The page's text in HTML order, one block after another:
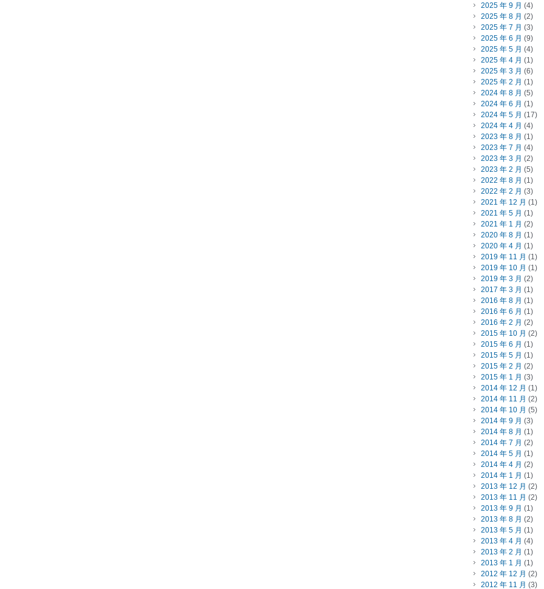
2025 年 9 月 (4)
2025 年 8 月 (2)
2025 年 7 月 (3)
2025 年 6 月 (9)
2025 年 5 月 (4)
2025 年 4 月 (1)
2025 年 3 月 (6)
2025 年 2 月 (1)
2024 年 8 月 (5)
2024 年 6 月 (1)
2024 年 5 月 (17)
2024 年 4 月 (4)
2023 年 8 月 (1)
2023 年 7 月 (4)
2023 年 3 月 (2)
2023 年 2 月 (5)
2022 年 8 月 (1)
2022 年 2 月 (3)
2021 年 12 月 (1)
2021 年 5 月 (1)
2021 年 1 月 (2)
2020 年 8 月 (1)
2020 年 4 月 (1)
2019 年 11 月 (1)
2019 年 10 月 (1)
2019 年 3 月 (2)
2017 年 3 月 (1)
2016 年 8 月 (1)
2016 年 6 月 (1)
2016 年 2 月 (2)
2015 年 10 月 (2)
2015 年 6 月 (1)
2015 年 5 月 (1)
2015 年 2 月 (2)
2015 年 1 月 (3)
2014 年 12 月 (1)
2014 年 11 月 (2)
2014 年 10 月 (5)
2014 年 9 月 (3)
2014 年 8 月 (1)
2014 年 7 月 (2)
2014 年 5 月 (1)
2014 年 4 月 (2)
2014 年 1 月 (1)
2013 年 12 月 (2)
2013 年 11 月 (2)
2013 年 9 月 (1)
2013 年 8 月 (2)
2013 年 5 月 (1)
2013 年 4 月 (4)
2013 年 2 月 (1)
2013 年 1 月 (1)
2012 年 12 月 (2)
2012 年 11 月 (3)